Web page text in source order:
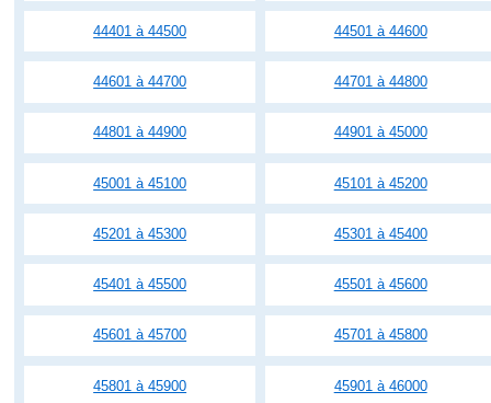
44401 à 44500 44501 à 44600
44601 à 44700 44701 à 44800
44801 à 44900 44901 à 45000
45001 à 45100 45101 à 45200
45201 à 45300 45301 à 45400
45401 à 45500 45501 à 45600
45601 à 45700 45701 à 45800
45801 à 45900 45901 à 46000